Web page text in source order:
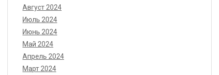
Август 2024
Июль 2024
Июнь 2024
Май 2024
Апрель 2024
Март 2024